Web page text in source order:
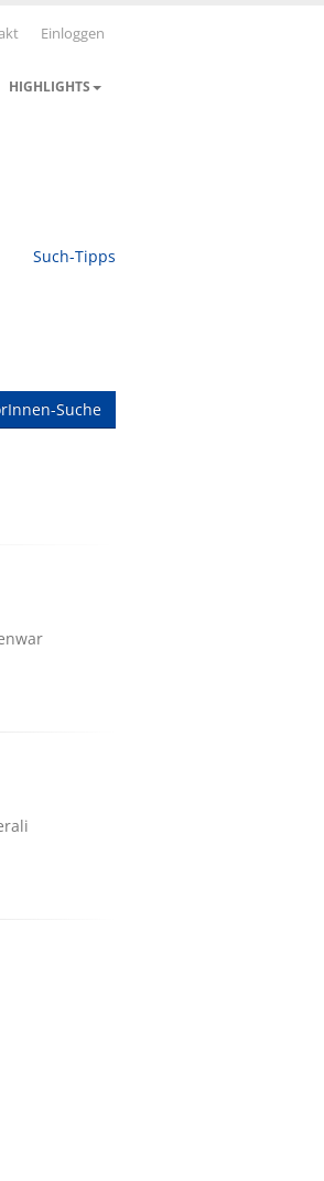
Einloggen
HIGHLIGHTS
Such-Tipps
Suche